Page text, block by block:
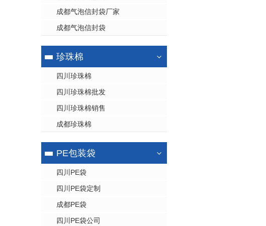
成都气泡信封袋厂家
成都气泡信封袋
珍珠棉
四川珍珠棉
四川珍珠棉批发
四川珍珠棉销售
成都珍珠棉
PE包装袋
四川PE袋
四川PE袋定制
成都PE袋
四川PE袋公司